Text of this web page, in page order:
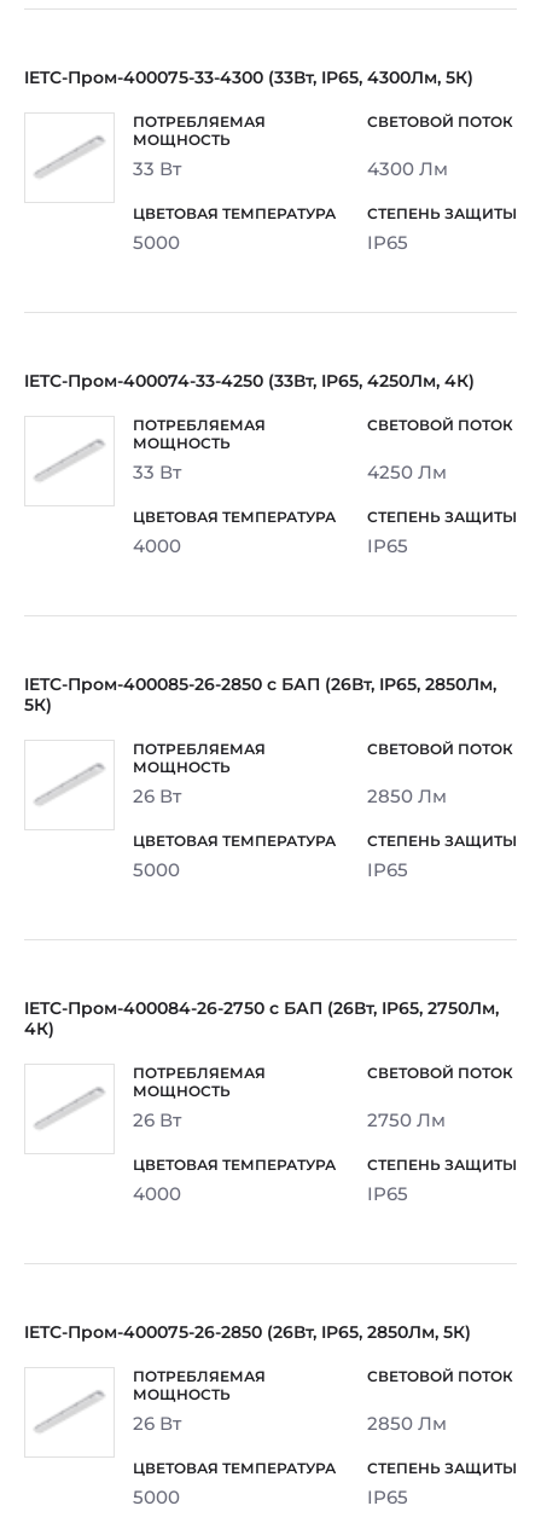
IETC-Пром-400075-33-4300 (33Вт, IP65, 4300Лм, 5К)
33 Вт 4300 Лм
5000 IP65
IETC-Пром-400074-33-4250 (33Вт, IP65, 4250Лм, 4К)
33 Вт 4250 Лм
4000 IP65
IETC-Пром-400085-26-2850 с БАП (26Вт, IP65, 2850Лм,
5К)
26 Вт 2850 Лм
5000 IP65
IETC-Пром-400084-26-2750 с БАП (26Вт, IP65, 2750Лм,
4К)
26 Вт 2750 Лм
4000 IP65
IETC-Пром-400075-26-2850 (26Вт, IP65, 2850Лм, 5К)
26 Вт 2850 Лм
5000 IP65